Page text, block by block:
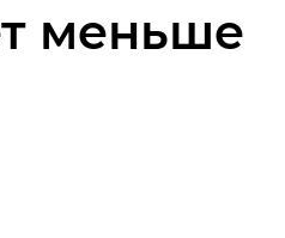
меньше